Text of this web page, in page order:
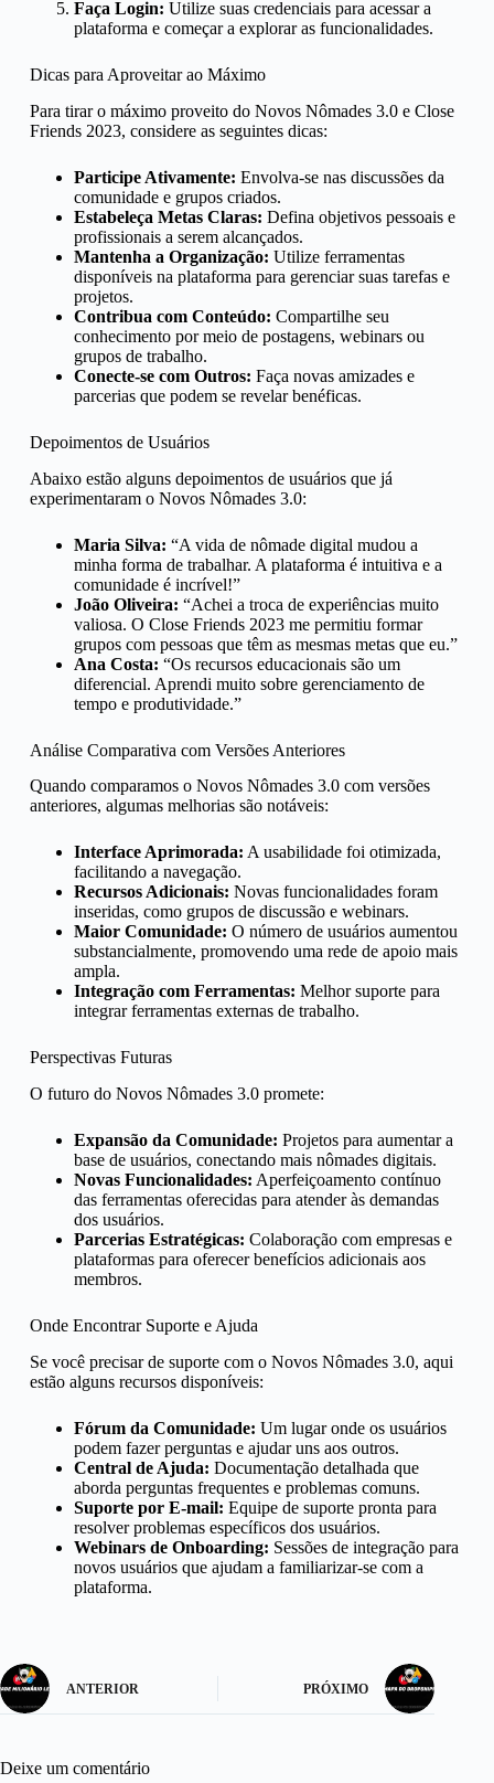
Faça Login: Utilize suas credenciais para acessar a
plataforma e começar a explorar as funcionalidades.
Dicas para Aproveitar ao Máximo
Para tirar o máximo proveito do Novos Nômades 3.0 e Close
Friends 2023, considere as seguintes dicas:
Participe Ativamente: Envolva-se nas discussões da
comunidade e grupos criados.
Estabeleça Metas Claras: Defina objetivos pessoais e
profissionais a serem alcançados.
Mantenha a Organização: Utilize ferramentas
disponíveis na plataforma para gerenciar suas tarefas e
projetos.
Contribua com Conteúdo: Compartilhe seu
conhecimento por meio de postagens, webinars ou
grupos de trabalho.
Conecte-se com Outros: Faça novas amizades e
parcerias que podem se revelar benéficas.
Depoimentos de Usuários
Abaixo estão alguns depoimentos de usuários que já
experimentaram o Novos Nômades 3.0:
Maria Silva: “A vida de nômade digital mudou a
minha forma de trabalhar. A plataforma é intuitiva e a
comunidade é incrível!”
João Oliveira: “Achei a troca de experiências muito
valiosa. O Close Friends 2023 me permitiu formar
grupos com pessoas que têm as mesmas metas que eu.”
Ana Costa: “Os recursos educacionais são um
diferencial. Aprendi muito sobre gerenciamento de
tempo e produtividade.”
Análise Comparativa com Versões Anteriores
Quando comparamos o Novos Nômades 3.0 com versões
anteriores, algumas melhorias são notáveis:
Interface Aprimorada: A usabilidade foi otimizada,
facilitando a navegação.
Recursos Adicionais: Novas funcionalidades foram
inseridas, como grupos de discussão e webinars.
Maior Comunidade: O número de usuários aumentou
substancialmente, promovendo uma rede de apoio mais
ampla.
Integração com Ferramentas: Melhor suporte para
integrar ferramentas externas de trabalho.
Perspectivas Futuras
O futuro do Novos Nômades 3.0 promete:
Expansão da Comunidade: Projetos para aumentar a
base de usuários, conectando mais nômades digitais.
Novas Funcionalidades: Aperfeiçoamento contínuo
das ferramentas oferecidas para atender às demandas
dos usuários.
Parcerias Estratégicas: Colaboração com empresas e
plataformas para oferecer benefícios adicionais aos
membros.
Onde Encontrar Suporte e Ajuda
Se você precisar de suporte com o Novos Nômades 3.0, aqui
estão alguns recursos disponíveis:
Fórum da Comunidade: Um lugar onde os usuários
podem fazer perguntas e ajudar uns aos outros.
Central de Ajuda: Documentação detalhada que
aborda perguntas frequentes e problemas comuns.
Suporte por E-mail: Equipe de suporte pronta para
resolver problemas específicos dos usuários.
Webinars de Onboarding: Sessões de integração para
novos usuários que ajudam a familiarizar-se com a
plataforma.
ANTERIOR PRÓXIMO
Deixe um comentário